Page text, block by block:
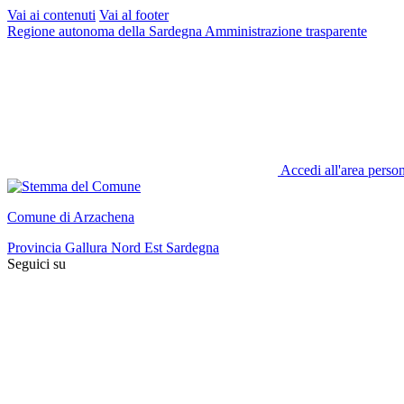
Vai ai contenuti Vai al footer
Regione autonoma della Sardegna Amministrazione trasparente
Accedi all'area
Comune di Arzachena
Provincia Gallura Nord Est Sardegna
Seguici su